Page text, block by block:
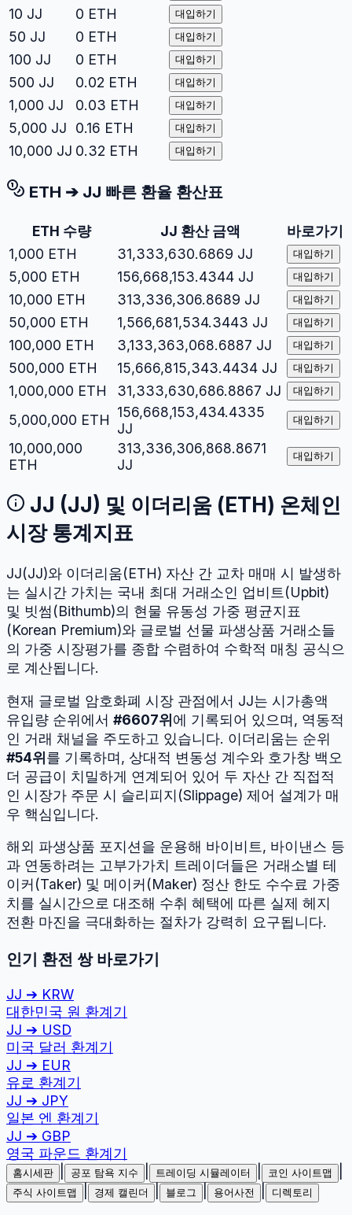
10 JJ 0 ETH 대입하기
50 JJ 0 ETH 대입하기
100 JJ 0 ETH 대입하기
500 JJ 0.02 ETH 대입하기
1,000 JJ 0.03 ETH 대입하기
5,000 JJ 0.16 ETH 대입하기
10,000 JJ 0.32 ETH 대입하기
ETH ➔ JJ 빠른 환율 환산표
ETH 수량 JJ 환산 금액
바로가기
1,000 ETH 31,333,630.6869 JJ 대입하기
5,000 ETH 156,668,153.4344 JJ 대입하기
10,000 ETH 313,336,306.8689 JJ 대입하기
50,000 ETH 1,566,681,534.3443 JJ 대입하기
100,000 ETH 3,133,363,068.6887 JJ 대입하기
500,000 ETH 15,666,815,343.4434 JJ 대입하기
1,000,000 ETH 31,333,630,686.8867 JJ 대입하기
5,000,000 ETH 156,668,153,434.4335
JJ
대입하기
10,000,000
ETH
313,336,306,868.8671
JJ
대입하기
JJ (JJ) 및 이더리움 ( ETH ) 온체인
시장 통계지표
JJ(JJ)와 이더리움(ETH) 자산 간 교차 매매 시 발생하
는 실시간 가치는 국내 최대 거래소인 업비트(Upbit)
및 빗썸(Bithumb)의 현물 유동성 가중 평균지표
(Korean Premium)와 글로벌 선물 파생상품 거래소들
의 가중 시장평가를 종합 수렴하여 수학적 매칭 공식으
로 계산됩니다.
현재 글로벌 암호화폐 시장 관점에서 JJ는 시가총액
유입량 순위에서 #6607위에 기록되어 있으며, 역동적
인 거래 채널을 주도하고 있습니다. 이더리움는 순위
#54위를 기록하며, 상대적 변동성 계수와 호가창 백오
더 공급이 치밀하게 연계되어 있어 두 자산 간 직접적
인 시장가 주문 시 슬리피지(Slippage) 제어 설계가 매
우 핵심입니다.
해외 파생상품 포지션을 운용해 바이비트, 바이낸스 등
과 연동하려는 고부가가치 트레이더들은 거래소별 테
이커(Taker) 및 메이커(Maker) 정산 한도 수수료 가중
치를 실시간으로 대조해 수취 혜택에 따른 실제 헤지
전환 마진을 극대화하는 절차가 강력히 요구됩니다.
인기 환전 쌍 바로가기
JJ ➔ KRW
대한민국 원 환계기
JJ ➔ USD
미국 달러 환계기
JJ ➔ EUR
유로 환계기
JJ ➔ JPY
일본 엔 환계기
JJ ➔ GBP
영국 파운드 환계기
홈시세판 공포 탐욕 지수 트레이딩 시뮬레이터 코인 사이트맵
주식 사이트맵 경제 캘린더 블로그 용어사전 디렉토리